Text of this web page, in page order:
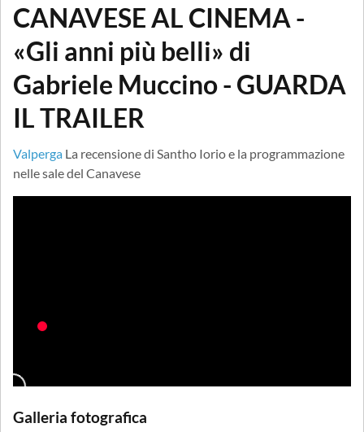
CANAVESE AL CINEMA -
«Gli anni più belli» di
Gabriele Muccino - GUARDA
IL TRAILER
Valperga La recensione di Santho Iorio e la programmazione
nelle sale del Canavese
Galleria fotografica